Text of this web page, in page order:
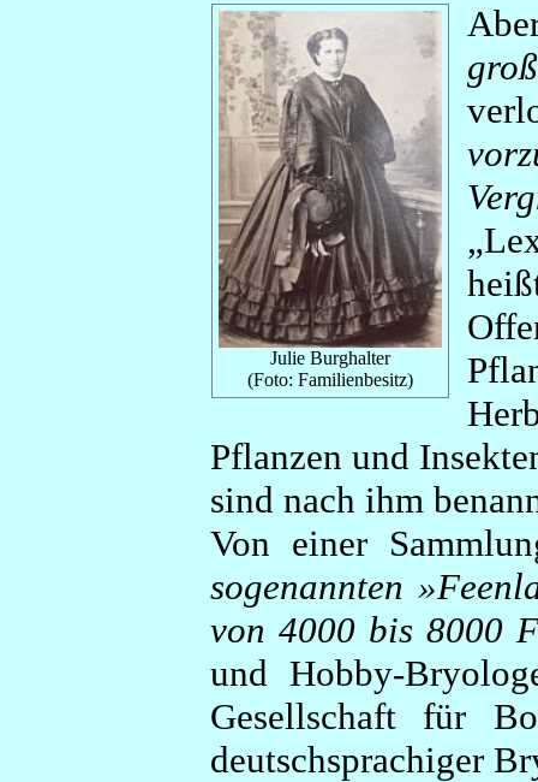
Julie Burghalter
(Foto: Familienbesitz)
Pflanzen und
sind nach ihm
Von einer
sogenannten
von 4000 bis 8000
und Hobby-
Gesellschaft für
deutschsprachiger